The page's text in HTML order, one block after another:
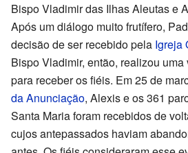
Bispo Vladimir das Ilhas Aleutas e
Após um diálogo muito frutífero,
decisão de ser recebido pela Igreja
Bispo Vladimir, então, realizou
para receber os fiéis. Em 25 de
da Anunciação, Alexis e os 361
Santa Maria foram recebidos de
cujos antepassados haviam